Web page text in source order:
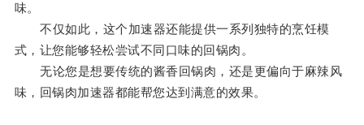
味。
不仅如此，这个加速器还能提供一系列独特的烹饪模
式，让您能够轻松尝试不同口味的回锅肉。
无论您是想要传统的酱香回锅肉，还是更偏向于麻辣风
味，回锅肉加速器都能帮您达到满意的效果。